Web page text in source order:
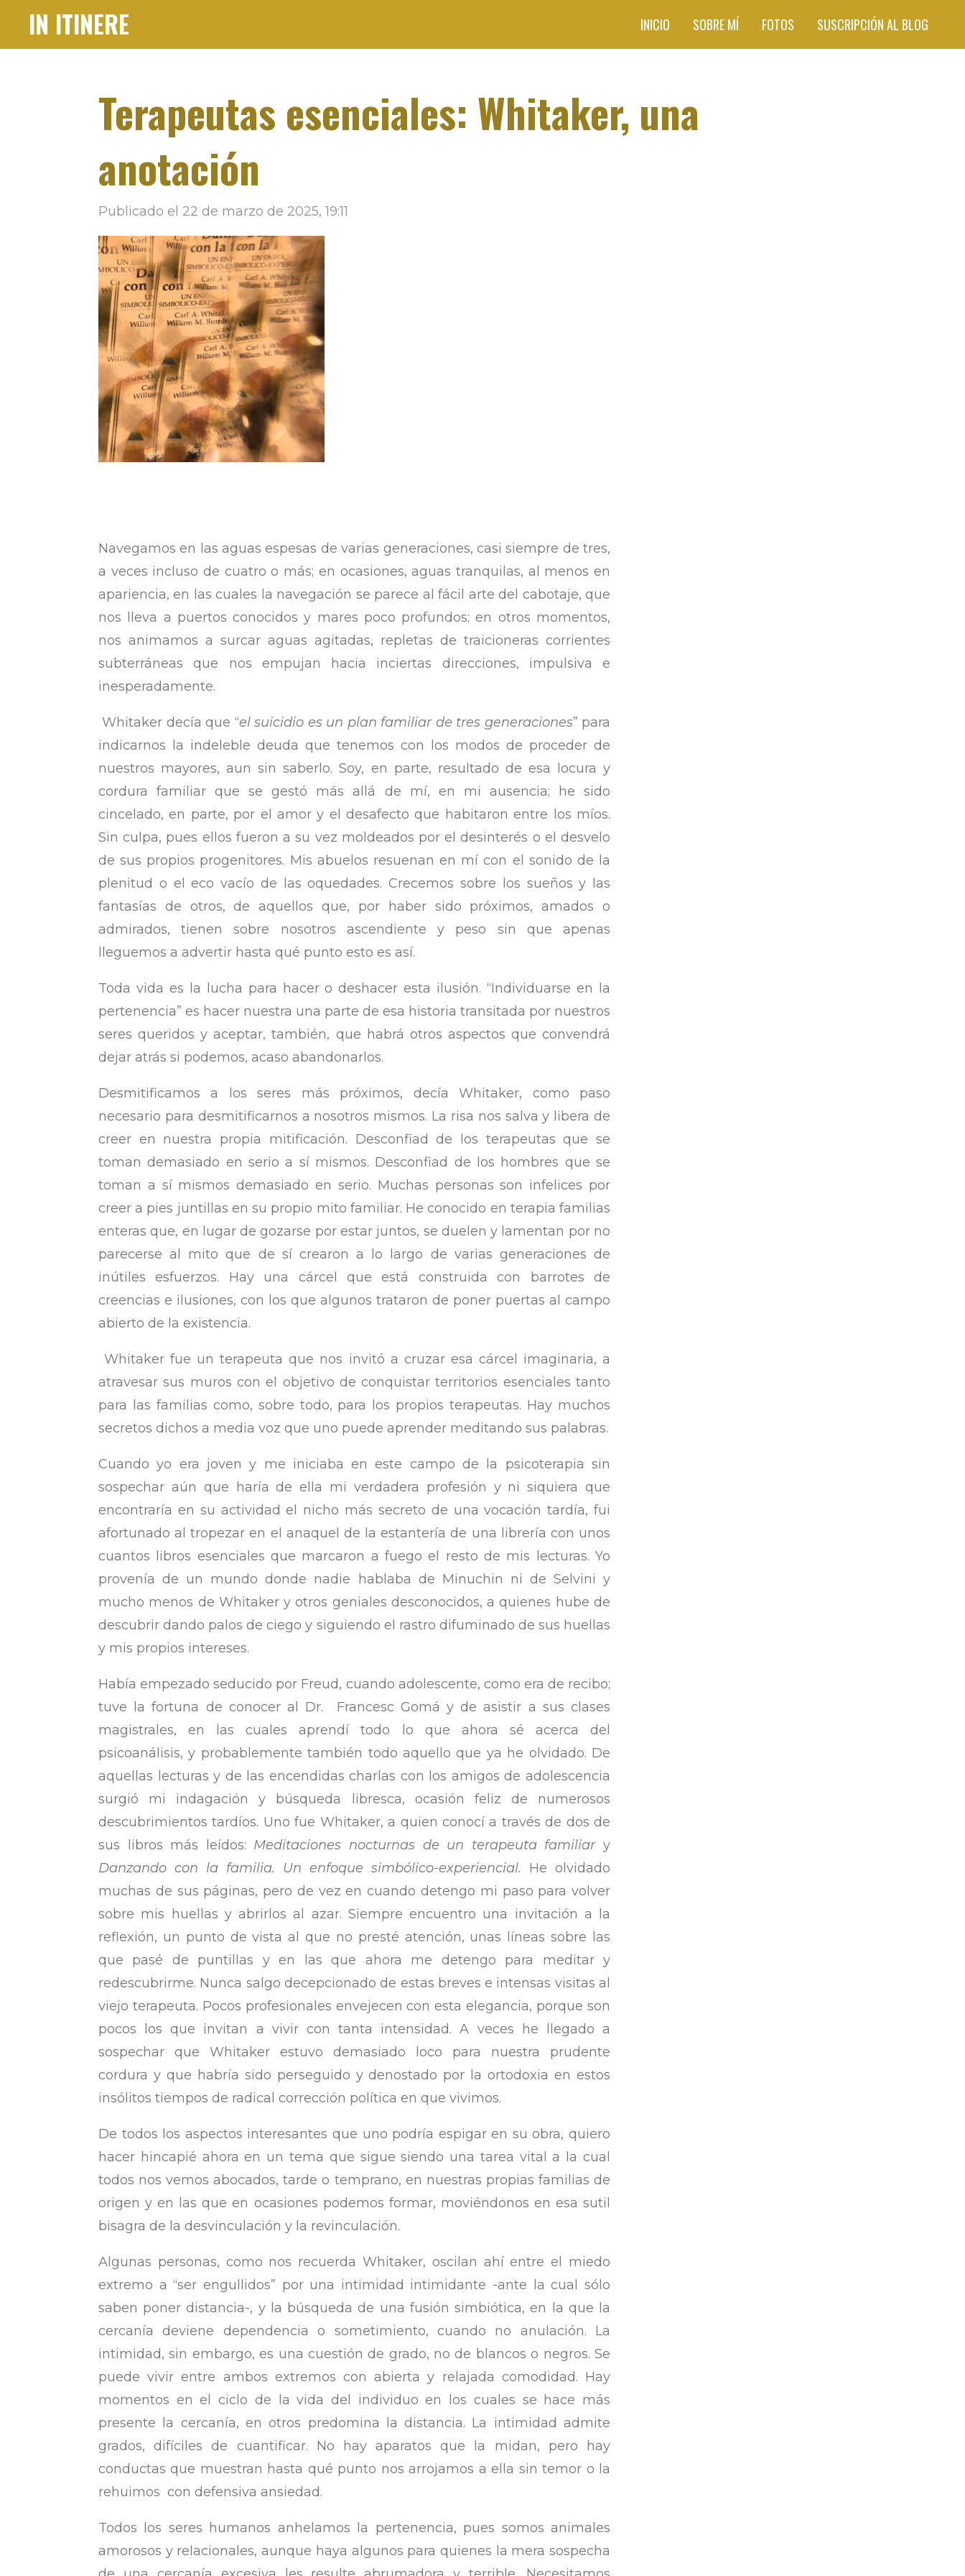
IN ITINERE INICIO SOBRE MÍ FOTOS SUSCRIPCIÓN AL BLOG
Terapeutas esenciales: Whitaker, una
anotación
Publicado el 22 de marzo de 2025, 19:11
Navegamos en las aguas espesas de varias generaciones, casi siempre de tres,
a veces incluso de cuatro o más; en ocasiones, aguas tranquilas, al menos en
apariencia, en las cuales la navegación se parece al fácil arte del cabotaje, que
nos lleva a puertos conocidos y mares poco profundos; en otros momentos,
nos animamos a surcar aguas agitadas, repletas de traicioneras corrientes
subterráneas que nos empujan hacia inciertas direcciones, impulsiva e
inesperadamente.
Whitaker decía que “el suicidio es un plan familiar de tres generaciones” para
indicarnos la indeleble deuda que tenemos con los modos de proceder de
nuestros mayores, aun sin saberlo. Soy, en parte, resultado de esa locura y
cordura familiar que se gestó más allá de mí, en mi ausencia; he sido
cincelado, en parte, por el amor y el desafecto que habitaron entre los míos.
Sin culpa, pues ellos fueron a su vez moldeados por el desinterés o el desvelo
de sus propios progenitores. Mis abuelos resuenan en mí con el sonido de la
plenitud o el eco vacío de las oquedades. Crecemos sobre los sueños y las
fantasías de otros, de aquellos que, por haber sido próximos, amados o
admirados, tienen sobre nosotros ascendiente y peso sin que apenas
lleguemos a advertir hasta qué punto esto es así.
Toda vida es la lucha para hacer o deshacer esta ilusión. “Individuarse en la
pertenencia” es hacer nuestra una parte de esa historia transitada por nuestros
seres queridos y aceptar, también, que habrá otros aspectos que convendrá
dejar atrás si podemos, acaso abandonarlos.
Desmitificamos a los seres más próximos, decía Whitaker, como paso
necesario para desmitificarnos a nosotros mismos. La risa nos salva y libera de
creer en nuestra propia mitificación. Desconfiad de los terapeutas que se
toman demasiado en serio a sí mismos. Desconfiad de los hombres que se
toman a sí mismos demasiado en serio. Muchas personas son infelices por
creer a pies juntillas en su propio mito familiar. He conocido en terapia familias
enteras que, en lugar de gozarse por estar juntos, se duelen y lamentan por no
parecerse al mito que de sí crearon a lo largo de varias generaciones de
inútiles esfuerzos. Hay una cárcel que está construida con barrotes de
creencias e ilusiones, con los que algunos trataron de poner puertas al campo
abierto de la existencia.
Whitaker fue un terapeuta que nos invitó a cruzar esa cárcel imaginaria, a
atravesar sus muros con el objetivo de conquistar territorios esenciales tanto
para las familias como, sobre todo, para los propios terapeutas. Hay muchos
secretos dichos a media voz que uno puede aprender meditando sus palabras.
Cuando yo era joven y me iniciaba en este campo de la psicoterapia sin
sospechar aún que haría de ella mi verdadera profesión y ni siquiera que
encontraría en su actividad el nicho más secreto de una vocación tardía, fui
afortunado al tropezar en el anaquel de la estantería de una librería con unos
cuantos libros esenciales que marcaron a fuego el resto de mis lecturas. Yo
provenía de un mundo donde nadie hablaba de Minuchin ni de Selvini y
mucho menos de Whitaker y otros geniales desconocidos, a quienes hube de
descubrir dando palos de ciego y siguiendo el rastro difuminado de sus huellas
y mis propios intereses.
Había empezado seducido por Freud, cuando adolescente, como era de recibo;
tuve la fortuna de conocer al Dr. Francesc Gomá y de asistir a sus clases
magistrales, en las cuales aprendí todo lo que ahora sé acerca del
psicoanálisis, y probablemente también todo aquello que ya he olvidado. De
aquellas lecturas y de las encendidas charlas con los amigos de adolescencia
surgió mi indagación y búsqueda libresca, ocasión feliz de numerosos
descubrimientos tardíos. Uno fue Whitaker, a quien conocí a través de dos de
sus libros más leídos: Meditaciones nocturnas de un terapeuta familiary
Danzando con la familia. Un enfoque simbólico-experiencial. He olvidado
muchas de sus páginas, pero de vez en cuando detengo mi paso para volver
sobre mis huellas y abrirlos al azar. Siempre encuentro una invitación a la
reflexión, un punto de vista al que no presté atención, unas líneas sobre las
que pasé de puntillas y en las que ahora me detengo para meditar y
redescubrirme. Nunca salgo decepcionado de estas breves e intensas visitas al
viejo terapeuta. Pocos profesionales envejecen con esta elegancia, porque son
pocos los que invitan a vivir con tanta intensidad. A veces he llegado a
sospechar que Whitaker estuvo demasiado loco para nuestra prudente
cordura y que habría sido perseguido y denostado por la ortodoxia en estos
insólitos tiempos de radical corrección política en que vivimos.
De todos los aspectos interesantes que uno podría espigar en su obra, quiero
hacer hincapié ahora en un tema que sigue siendo una tarea vital a la cual
todos nos vemos abocados, tarde o temprano, en nuestras propias familias de
origen y en las que en ocasiones podemos formar, moviéndonos en esa sutil
bisagra de la desvinculación y la revinculación.
Algunas personas, como nos recuerda Whitaker, oscilan ahí entre el miedo
extremo a “ser engullidos” por una intimidad intimidante -ante la cual sólo
saben poner distancia-, y la búsqueda de una fusión simbiótica, en la que la
cercanía deviene dependencia o sometimiento, cuando no anulación. La
intimidad, sin embargo, es una cuestión de grado, no de blancos o negros. Se
puede vivir entre ambos extremos con abierta y relajada comodidad. Hay
momentos en el ciclo de la vida del individuo en los cuales se hace más
presente la cercanía, en otros predomina la distancia. La intimidad admite
grados, difíciles de cuantificar. No hay aparatos que la midan, pero hay
conductas que muestran hasta qué punto nos arrojamos a ella sin temor o la
rehuimos con defensiva ansiedad.
Todos los seres humanos anhelamos la pertenencia, pues somos animales
amorosos y relacionales, aunque haya algunos para quienes la mera sospecha